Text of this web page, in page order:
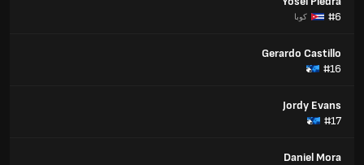
#6
كوبا
Gerardo Castillo
#16
Jordy Evans
#17
Daniel Mora